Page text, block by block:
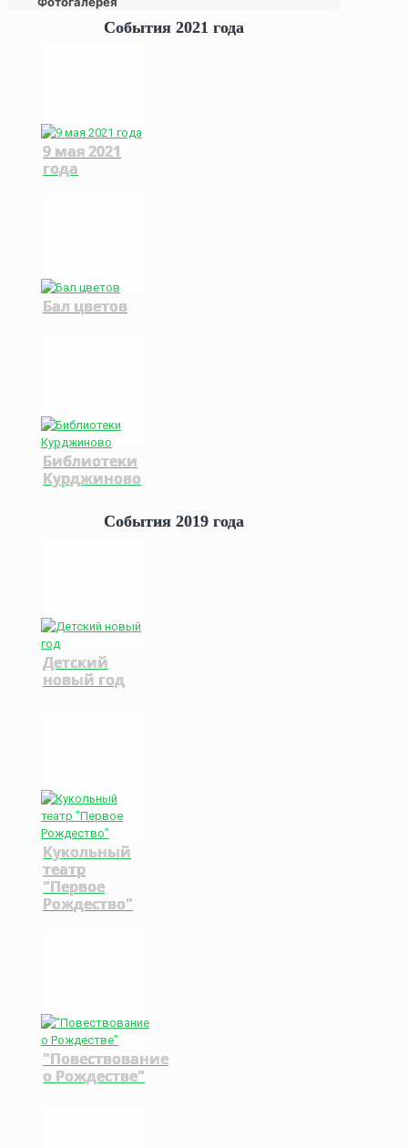
События 2021 года
9 мая 2021
года
Бал цветов
Библиотеки
Курджиново
События 2019 года
Детский
новый год
Кукольный
театр
"Первое
Рождество"
"Повествование
о Рождестве"